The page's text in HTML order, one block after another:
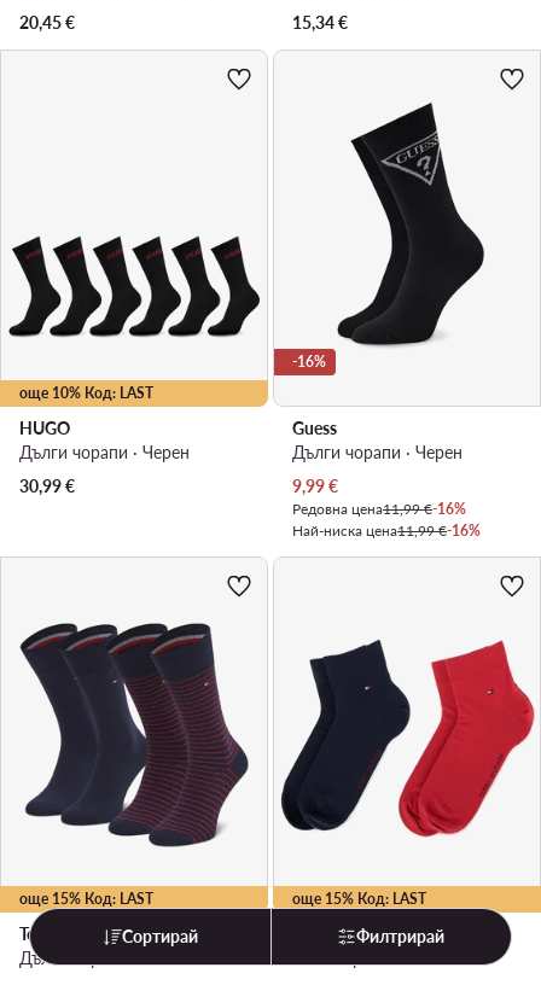
20,45€
15,34€
още 10% Код: LAST
HUGO
Дълги чорапи · Черен
30,99€
-16%
Guess
Дълги чорапи · Черен
Актуална цена
9,99€
Редовна цена11,99 €-16%
Най-ниска цена11,99 €-16%
още 15% Код: LAST
Tommy Hilfiger
Дълги чорапи · Тъмносин
още 15% Код: LAST
Tommy Hilfiger
Сортирай Филтрирай